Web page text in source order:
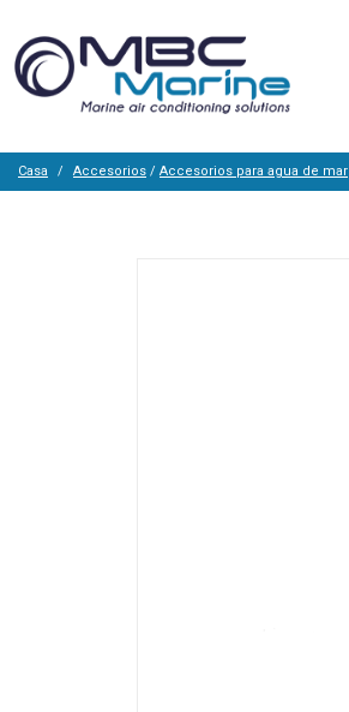
Casa Accesorios / Accesorios para agua de mar